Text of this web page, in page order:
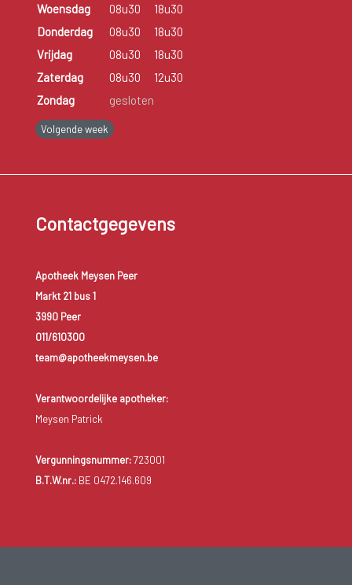
Woensdag
08u30
18u30
Donderdag
08u30
18u30
Vrijdag
08u30
18u30
Zaterdag
08u30
12u30
Zondag
gesloten
Volgende week
Contactgegevens
Apotheek Meysen Peer
Markt 21 bus 1
3990 Peer
011/610300
team@apotheekmeysen.be
Verantwoordelijke apotheker:
Meysen Patrick
Vergunningsnummer:723001
B.T.W.nr.:BE 0472.146.609